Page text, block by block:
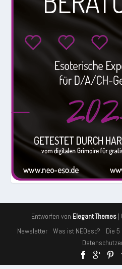
Entworfen von Elegant Themes|
Newsletter Was ist NEOeso? Die